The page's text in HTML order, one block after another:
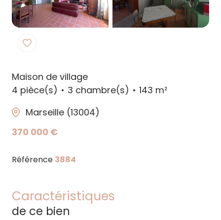
Maison de village
4 pièce(s)
3 chambre(s)
143 m²
Marseille (13004)
370 000 €
Référence 3884
Caractéristiques
de ce bien